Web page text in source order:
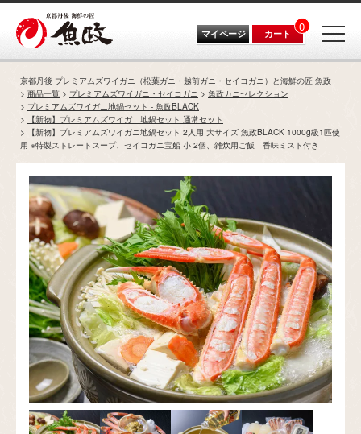
マイページ カート 0
京都丹後 プレミアムズワイガニ（松葉ガニ・越前ガニ・セイコガニ）と海鮮の匠 魚政
商品一覧
プレミアムズワイガニ・セイコガニ
魚政カニセレクション
プレミアムズワイガニ地鍋セット - 魚政BLACK
【新物】プレミアムズワイガニ地鍋セット 通常セット
【新物】プレミアムズワイガニ地鍋セット 2人用 大サイズ 魚政BLACK 1000g級1匹使
用 ※特製ストレートスープ、セイコガニ宝船 小 2個、雑炊用ご飯 香味ミスト付き